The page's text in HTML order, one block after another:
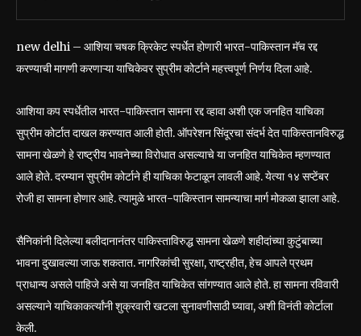
new delhi – आशिया चषक क्रिकेट स्पर्धेत होणारी भारत-पाकिस्तान मॅच रद्द
करण्याची मागणी करणाऱ्या याचिकेवर सुप्रीम कोर्टाने महत्त्वपूर्ण निर्णय दिला आहे.
आशिया कप स्पर्धेतील भारत-पाकिस्तान सामना रद्द व्हावा अशी एक जनहित याचिका
सुप्रीम कोर्टात दाखल करण्यात आली होती. ऑपरेशन सिंदूरचा संदर्भ देत पाकिस्तानविरुद्ध
सामना खेळणे हे राष्ट्रीय भावनेच्या विरोधात असल्याचे या जनहित याचिकेत म्हणण्यात
आले होते. दरम्यान सुप्रीम कोर्टाने ही याचिका फेटाळून लावली आहे. येत्या १४ सप्टेंबर
रोजी हा सामना होणार आहे. त्यामुळे भारत-पाकिस्तान सामन्याचा मार्ग मोकळा झाला आहे.
सैनिकांनी दिलेल्या बलीदानानंतर पाकिस्ताविरुद्ध सामना खेळणे शहीदांच्या कुटुंबाच्या
भावना दुखावल्या जाऊ शकतात. नागरिकांची सुरक्षा, राष्ट्रहीत, हेच आपले प्रथम
प्राधान्य असले पाहिजे असे या जनहित याचिकेत सांगण्यात आले होते. हा सामना रविवारी
असल्याने याचिकाकर्त्यांनी शुक्रवारी खटला सुनावणीसाठी घ्यावा, अशी विनंती कोर्टाला
केली.